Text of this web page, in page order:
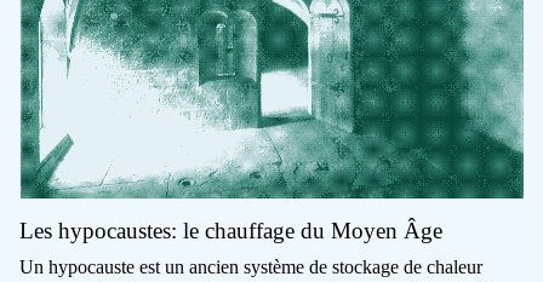
NTM
Les hypocaustes: le chauffage du Moyen Âge
Un hypocauste est un ancien système de stockage de chaleur